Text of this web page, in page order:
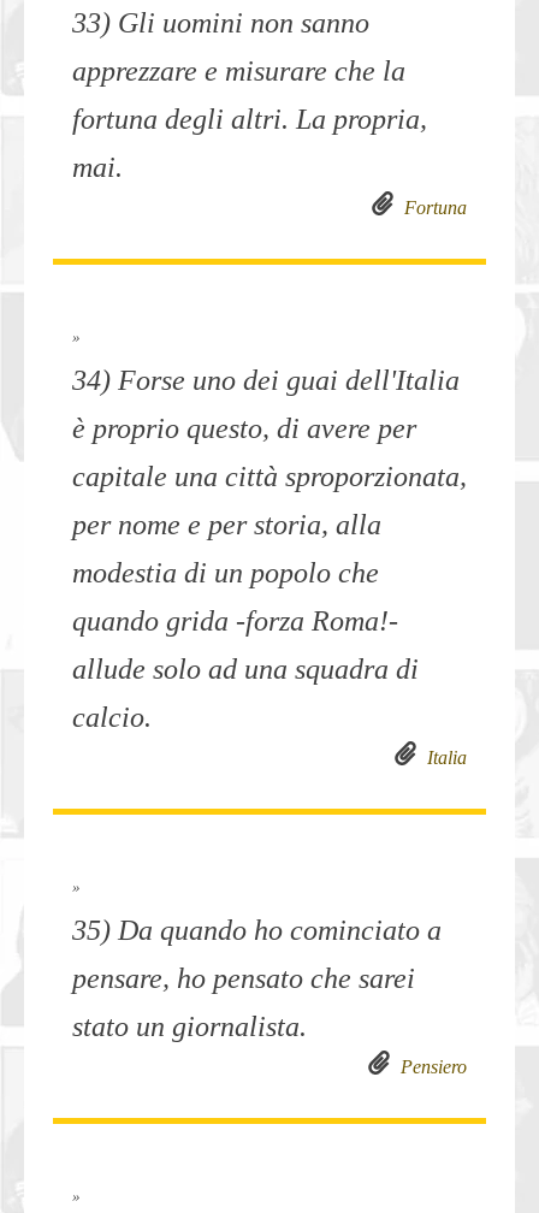
33) Gli uomini non sanno
apprezzare e misurare che la
fortuna degli altri. La propria,
mai.
Fortuna
»
34) Forse uno dei guai dell'Italia
è proprio questo, di avere per
capitale una città sproporzionata,
per nome e per storia, alla
modestia di un popolo che
quando grida -forza Roma!-
allude solo ad una squadra di
calcio.
Italia
»
35) Da quando ho cominciato a
pensare, ho pensato che sarei
stato un giornalista.
Pensiero
»